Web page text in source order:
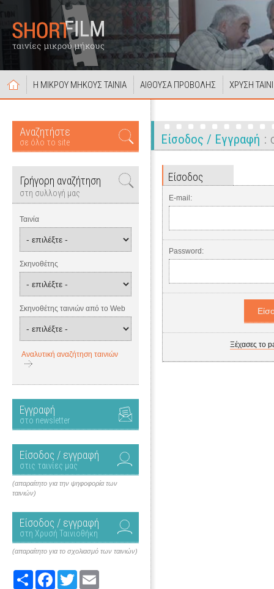
Η ΜΙΚΡΟΥ ΜΗΚΟΥΣ ΤΑΙΝΙΑ ΑΙΘΟΥΣΑ ΠΡΟΒΟΛΗΣ ΧΡΥΣΗ
Αναζητήστε
σε όλο το site
Γρήγορη αναζήτηση
στη συλλογή μας
Ταινία
Σκηνοθέτης
Σκηνοθέτης ταινιών από το Web
Αναλυτική αναζήτηση ταινιών
Εγγραφή
στο newsletter
Είσοδος / εγγραφή
στις ταινίες μας
(απαραίτητο για την ψηφοφορία των
ταινιών)
Είσοδος / εγγραφή
στη Χρυσή Ταινιοθήκη
(απαραίτητο για το σχολιασμό των ταινιών)
Share FacebookTwitter
Είσοδος / Εγγραφή
Είσοδος
E-mail:
Password:
Ξέχασες το